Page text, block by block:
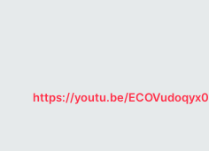
https://youtu.be/ECOVudoqyx0